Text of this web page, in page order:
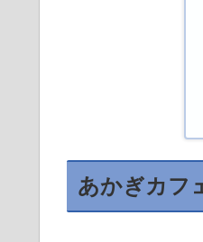
あかぎカフ